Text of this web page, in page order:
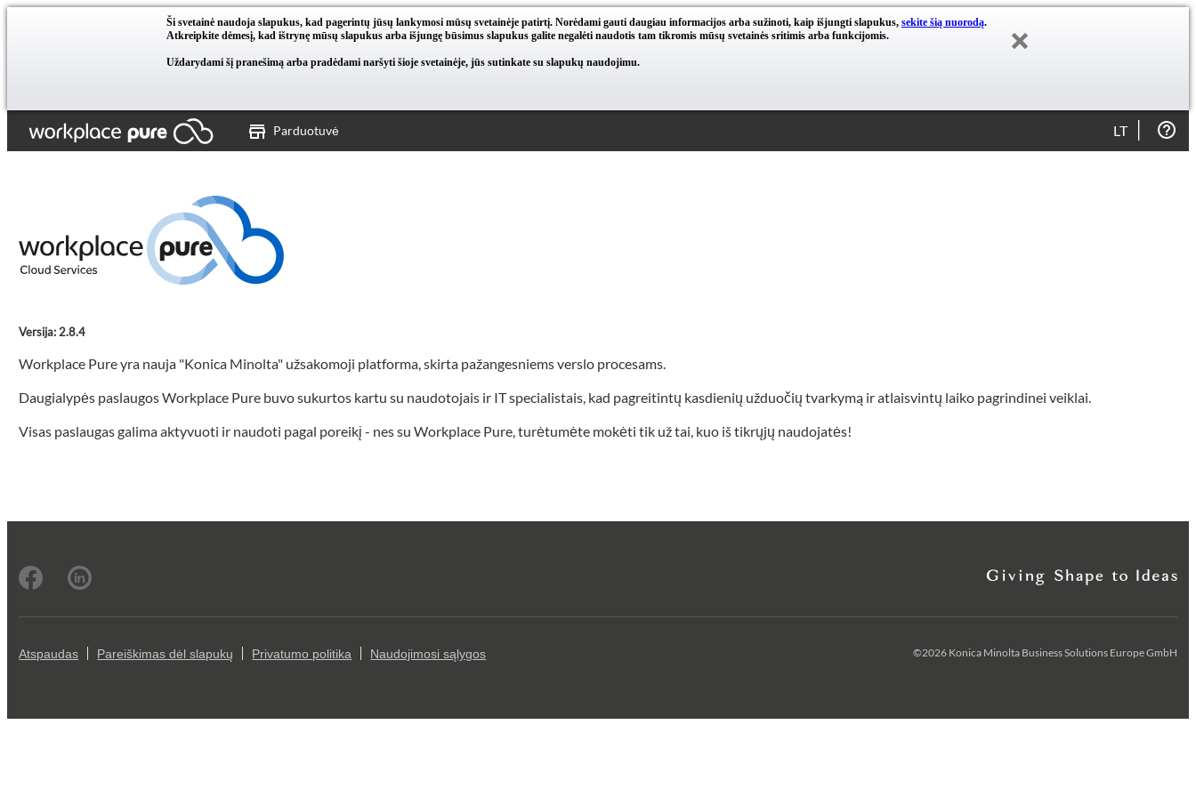
Ši svetainė naudoja slapukus, kad pagerintų jūsų lankymosi mūsų svetainėje patirtį. Norėdami gauti daugiau informacijos arba sužinoti, kaip išjungti slapukus, sekite šią nuorodą.
Atkreipkite dėmesį, kad ištrynę mūsų slapukus arba išjungę būsimus slapukus galite negalėti naudotis tam tikromis mūsų svetainės sritimis arba funkcijomis.
Uždarydami šį pranešimą arba pradėdami naršyti šioje svetainėje, jūs sutinkate su slapukų naudojimu.
Parduotuvė LT
Versija: 2.8.4
Workplace Pure yra nauja "Konica Minolta" užsakomoji platforma, skirta pažangesniems verslo procesams.
Daugialypės paslaugos Workplace Pure buvo sukurtos kartu su naudotojais ir IT specialistais, kad pagreitintų kasdienių užduočių tvarkymą ir atlaisvintų laiko pagrindinei veiklai.
Visas paslaugas galima aktyvuoti ir naudoti pagal poreikį - nes su Workplace Pure, turėtumėte mokėti tik už tai, kuo iš tikrųjų naudojatės!
Atspaudas Pareiškimas dėl slapukų Privatumo politika Naudojimosi sąlygos ©2026 Konica Minolta Business Solutions Europe GmbH